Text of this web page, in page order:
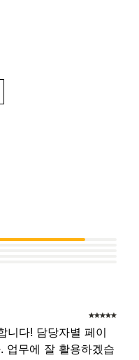
니다! 담당자별 페이
업무에 잘 활용하겠습